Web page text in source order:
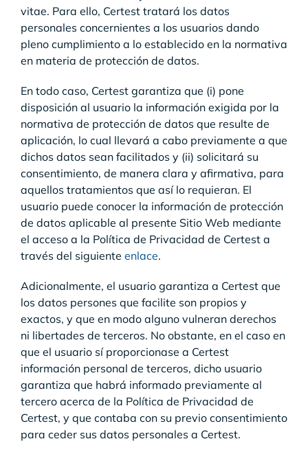
vitae. Para ello, Certest tratará los datos
personales concernientes a los usuarios dando
pleno cumplimiento a lo establecido en la normativa
en materia de protección de datos.
En todo caso, Certest garantiza que (i) pone
disposición al usuario la información exigida por la
normativa de protección de datos que resulte de
aplicación, lo cual llevará a cabo previamente a que
dichos datos sean facilitados y (ii) solicitará su
consentimiento, de manera clara y afirmativa, para
aquellos tratamientos que así lo requieran. El
usuario puede conocer la información de protección
de datos aplicable al presente Sitio Web mediante
el acceso a la Política de Privacidad de Certest a
través del siguiente enlace.
Adicionalmente, el usuario garantiza a Certest que
los datos persones que facilite son propios y
exactos, y que en modo alguno vulneran derechos
ni libertades de terceros. No obstante, en el caso en
que el usuario sí proporcionase a Certest
información personal de terceros, dicho usuario
garantiza que habrá informado previamente al
tercero acerca de la Política de Privacidad de
Certest, y que contaba con su previo consentimiento
para ceder sus datos personales a Certest.